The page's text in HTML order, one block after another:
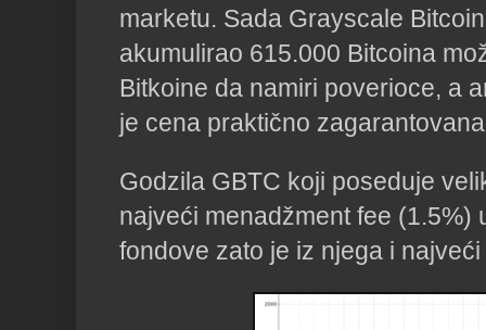
marketu. Sada Grayscale
akumulirao 615.000 Bitcoina
Bitkoine da namiri poverioce, a
je cena praktično
Godzila GBTC koji poseduje
najveći menadžment fee (1.5%)
fondove zato je iz njega i